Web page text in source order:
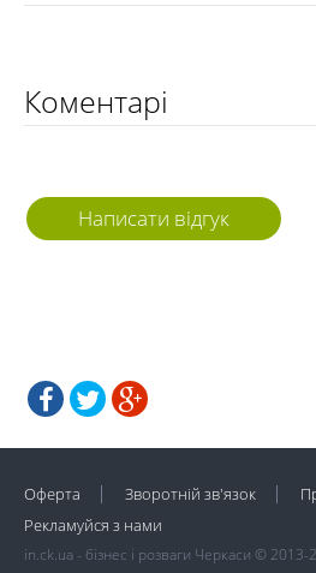
Коментарі
Написати відгук
Оферта Зворотній зв'язок
Рекламуйся з нами
in.ck.ua - бізнес і розваги Черкаси © 2013-